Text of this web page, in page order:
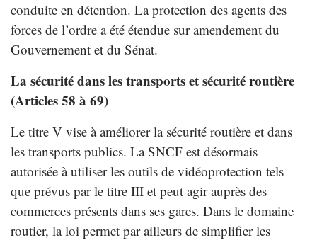
conduite en détention. La protection des agents des
forces de l’ordre a été étendue sur amendement du
Gouvernement et du Sénat.
La sécurité dans les transports et sécurité routière
(Articles 58 à 69)
Le titre V vise à améliorer la sécurité routière et dans
les transports publics. La SNCF est désormais
autorisée à utiliser les outils de vidéoprotection tels
que prévus par le titre III et peut agir auprès des
commerces présents dans ses gares. Dans le domaine
routier, la loi permet par ailleurs de simplifier les